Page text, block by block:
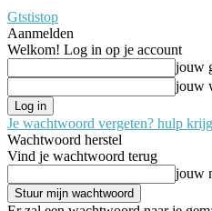
Gtstistop
Aanmelden
Welkom! Log in op je account
jouw
jouw
Je wachtwoord vergeten? hulp
Wachtwoord herstel
Vind je wachtwoord terug
jouw